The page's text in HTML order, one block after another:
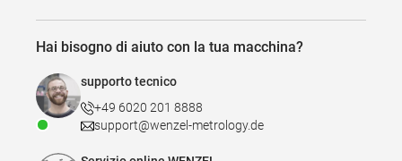
Hai bisogno di aiuto con la tua macchina?
supporto tecnico
+49 6020 201 8888
support@wenzel-metrology.de